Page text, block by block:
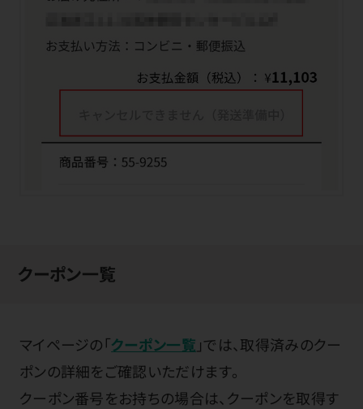
クーポン一覧
マイページの「クーポン一覧 」では、取得済みのクー
ポンの詳細をご確認いただけます。
クーポン番号をお持ちの場合は、クーポンを取得す